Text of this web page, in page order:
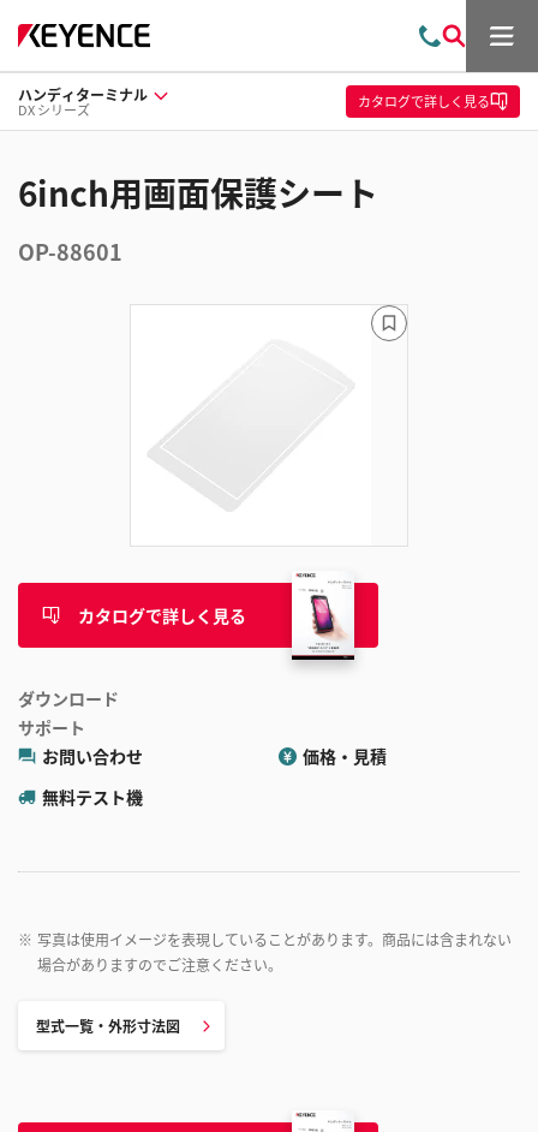
問
い
合
わ
索
メ
ュ
ー
ハンディターミナル
DX シリーズ カタログで詳しく見る
6inch用画面保護シート
OP-88601
カタログで詳しく見る
ダウンロード
サポート
お問い合わせ
価格・見積
無料テスト機
※ 写真は使用イメージを表現していることがあります。商品には含まれない
場合がありますのでご注意ください。
ブ
ッ
型式一覧・外形寸法図